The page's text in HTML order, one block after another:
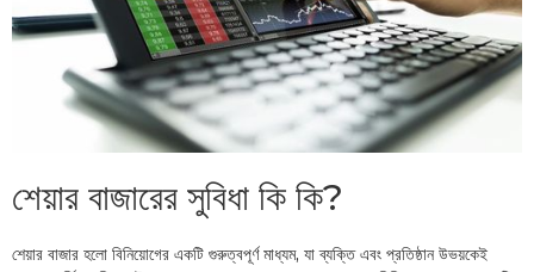
শেয়ার বাজারের সুবিধা কি কি?
শেয়ার বাজার হলো বিনিয়োগের একটি গুরুত্বপূর্ণ মাধ্যম, যা ব্যক্তি এবং প্রতিষ্ঠান উভয়কেই